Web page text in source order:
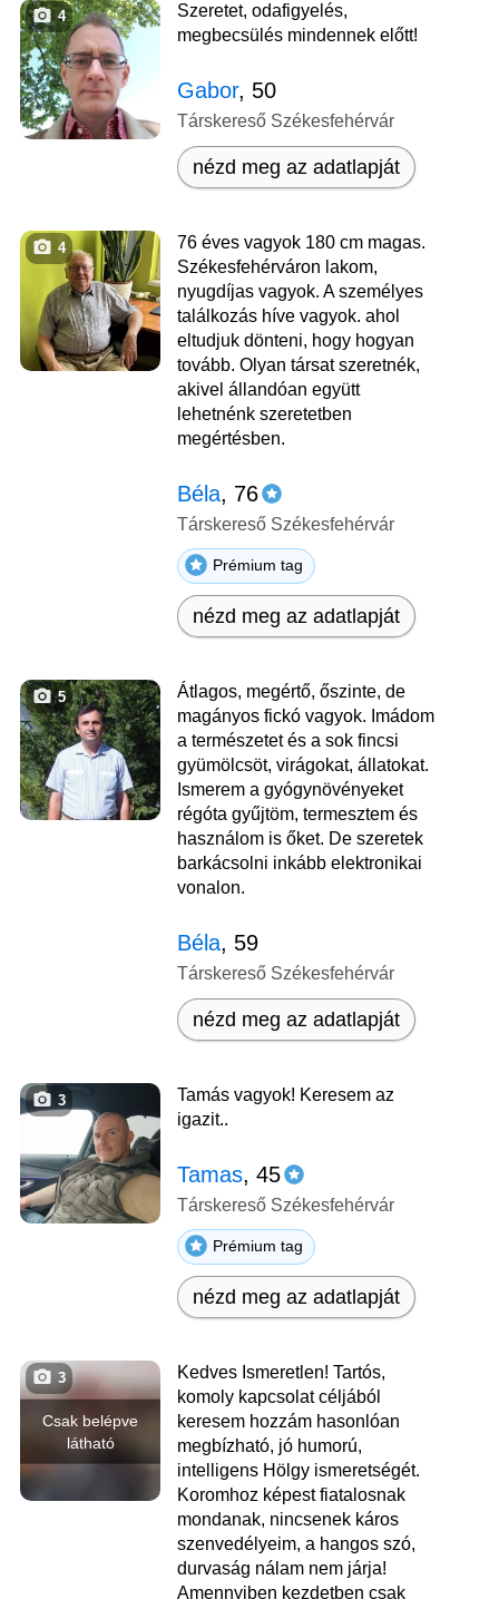
4
Szeretet, odafigyelés,
megbecsülés mindennek előtt!
Gabor, 50
Társkereső Székesfehérvár
nézd meg az adatlapját
4
76 éves vagyok 180 cm magas.
Székesfehérváron lakom,
nyugdíjas vagyok. A személyes
találkozás híve vagyok. ahol
eltudjuk dönteni, hogy hogyan
tovább. Olyan társat szeretnék,
akivel állandóan együtt
lehetnénk szeretetben
megértésben.
Béla, 76
Társkereső Székesfehérvár
Prémium tag
nézd meg az adatlapját
5
Átlagos, megértő, őszinte, de
magányos fickó vagyok. Imádom
a természetet és a sok fincsi
gyümölcsöt, virágokat, állatokat.
Ismerem a gyógynövényeket
régóta gyűjtöm, termesztem és
használom is őket. De szeretek
barkácsolni inkább elektronikai
vonalon.
Béla, 59
Társkereső Székesfehérvár
nézd meg az adatlapját
3
Tamás vagyok! Keresem az
igazit..
Tamas, 45
Társkereső Székesfehérvár
Prémium tag
nézd meg az adatlapját
Csak belépve
látható
3
Kedves Ismeretlen! Tartós,
komoly kapcsolat céljából
keresem hozzám hasonlóan
megbízható, jó humorú,
intelligens Hölgy ismeretségét.
Koromhoz képest fiatalosnak
mondanak, nincsenek káros
szenvedélyeim, a hangos szó,
durvaság nálam nem járja!
Amennyiben kezdetben csak